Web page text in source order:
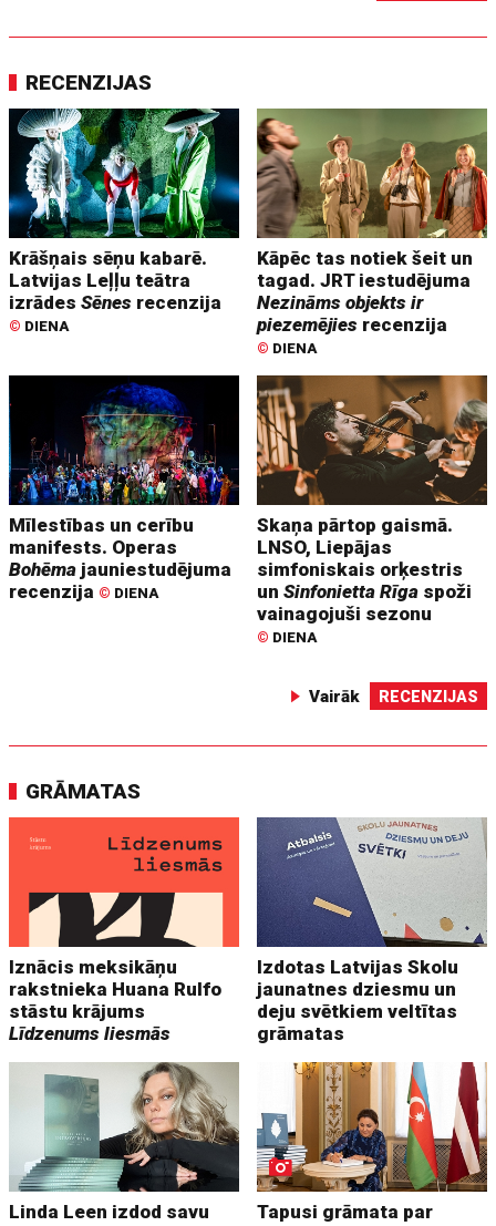
RECENZIJAS
Krāšņais sēņu kabarē.
Latvijas Leļļu teātra
izrādesSēnes recenzija
© DIENA
Kāpēc tas notiek šeit un
tagad. JRT iestudējuma
Nezināms objekts ir
piezemējies recenzija
© DIENA
Mīlestības un cerību
manifests. Operas
Bohēma jauniestudējuma
recenzija © DIENA
Skaņa pārtop gaismā.
LNSO, Liepājas
simfoniskais orķestris
unSinfonietta Rīga spoži
vainagojuši sezonu
© DIENA
Vairāk RECENZIJAS
GRĀMATAS
Iznācis meksikāņu
rakstnieka Huana Rulfo
stāstu krājums
Līdzenums liesmās
Izdotas Latvijas Skolu
jaunatnes dziesmu un
deju svētkiem veltītas
grāmatas
Linda Leen izdod savu
Tapusi grāmata par